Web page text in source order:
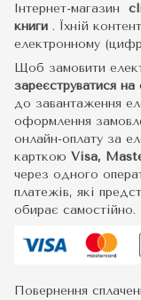
Інтернет-магазин
книги . Їхній
електронному
Щоб замовити
зареєструватися на
до завантаження
оформлення
онлайн-оплату за
карткою Visa,
через одного
платежів, які
обирає самостійно.
Повернення